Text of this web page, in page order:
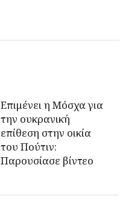
Επιμένει η Μόσχα για
την ουκρανική
επίθεση στην οικία
του Πούτιν:
Παρουσίασε βίντεο